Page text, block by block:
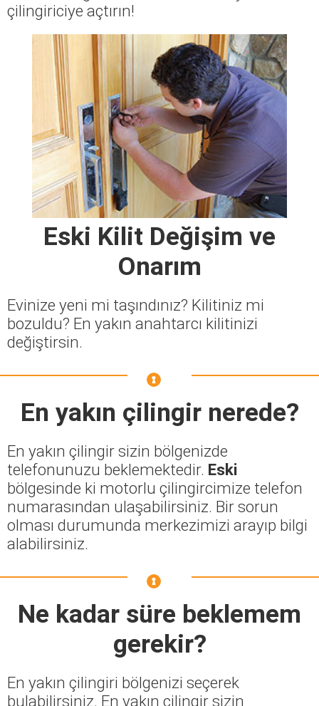
çilingiriciye açtırın!
Eski Kilit Değişim ve
Onarım
Evinize yeni mi taşındınız? Kilitiniz mi
bozuldu? En yakın anahtarcı kilitinizi
değiştirsin.
En yakın çilingir nerede?
En yakın çilingir sizin bölgenizde
telefonunuzu beklemektedir. Eski
bölgesinde ki motorlu çilingircimize telefon
numarasından ulaşabilirsiniz. Bir sorun
olması durumunda merkezimizi arayıp bilgi
alabilirsiniz.
Ne kadar süre beklemem
gerekir?
En yakın çilingiri bölgenizi seçerek
bulabilirsiniz. En yakın çilingir sizin